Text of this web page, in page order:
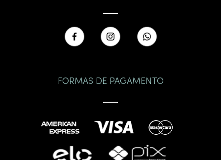
FORMAS DE PAGAMENTO